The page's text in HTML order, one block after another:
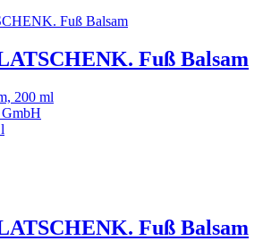
Fuß Balsam
200 ml
Fuß Balsam